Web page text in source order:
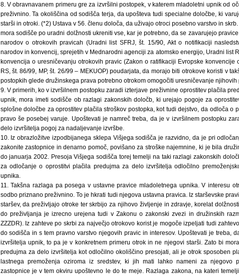
8. V obravnavanem primeru gre za izvršilni postopek, v katerem mladoletni upnik od
preživnino. Ta okoliščina od sodišča terja, da upošteva tudi specialne določbe, ki
starši in otroki. (*2) Ustava v 56. členu določa, da uživajo otroci posebno varstvo in
mora sodišče po uradni dolžnosti ukreniti vse, kar je potrebno, da se zavarujejo
narodov o otrokovih pravicah (Uradni list SFRJ, št. 15/90, Akt o notifikaciji
narodov in konvencij, sprejetih v Mednarodni agenciji za atomsko energijo, Uradni list
konvencija o uresničevanju otrokovih pravic (Zakon o ratifikaciji Evropske
RS, št. 86/99, MP, št. 26/99 – MEKUOP) poudarjata, da morajo biti otrokove koristi v
postopkih glede družinskega prava potrebno otrokom omogočiti uresničevanje njihovih
9. V primerih, ko v izvršilnem postopku zaradi izterjave preživnine oprostitev plačila
upnik, mora imeti sodišče ob razlagi zakonskih določb, ki urejajo pogoje za
splošne določbe za oprostitev plačila stroškov postopka, kot tudi dejstvo, da odloča o
pravo še posebej varuje. Upoštevati je namreč treba, da je v izvršilnem postopku
delo izvršitelja pogoj za nadaljevanje izvršbe.
10. Iz obrazložitve izpodbijanega sklepa Višjega sodišča je razvidno, da je pri
zakonite zastopnice in denarno pomoč, povišano za stroške najemnine, ki je bila
do januarja 2002. Presoja Višjega sodišča torej temelji na taki razlagi zakonskih
za odločanje o oprostitvi plačila predujma za delo izvršitelja odločilno
upnika.
11. Takšna razlaga pa posega v ustavne pravice mladoletnega upnika. V interesu
sodbo priznano preživnino. To je hkrati tudi njegova ustavna pravica. Iz starševske
staršev, da preživljajo otroke ter skrbijo za njihovo življenje in zdravje, korelat
do preživljanja je izrecno urejena tudi v Zakonu o zakonski zvezi in družinskih
ZZZDR). Iz zahteve po skrbi za največjo otrokovo korist je mogoče izpeljati tudi
do sodišča in s tem pravno varstvo njegovih pravic in interesov. Upoštevati je treba,
izvršitelja upnik, to pa je v konkretnem primeru otrok in ne njegovi starši. Zato bi
predujma za delo izvršitelja kot odločilno okoliščino presojati, ali je otrok sposoben
lastnega premoženja oziroma iz sredstev, ki jih mati lahko nameni za njegovo
zastopnice je v tem okviru upoštevno le do te meje. Razlaga zakona, na kateri